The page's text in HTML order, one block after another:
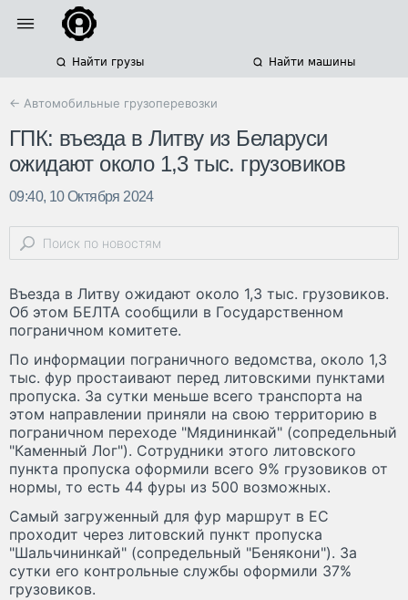
Найти грузы Найти машины
← Автомобильные грузоперевозки
ГПК: въезда в Литву из Беларуси
ожидают около 1,3 тыс. грузовиков
09:40, 10 Октября 2024
Въезда в Литву ожидают около 1,3 тыс. грузовиков.
Об этом БЕЛТА сообщили в Государственном
пограничном комитете.
По информации пограничного ведомства, около 1,3
тыс. фур простаивают перед литовскими пунктами
пропуска. За сутки меньше всего транспорта на
этом направлении приняли на свою территорию в
пограничном переходе "Мядининкай" (сопредельный
"Каменный Лог"). Сотрудники этого литовского
пункта пропуска оформили всего 9% грузовиков от
нормы, то есть 44 фуры из 500 возможных.
Самый загруженный для фур маршрут в ЕС
проходит через литовский пункт пропуска
"Шальчининкай" (сопредельный "Бенякони"). За
сутки его контрольные службы оформили 37%
грузовиков.